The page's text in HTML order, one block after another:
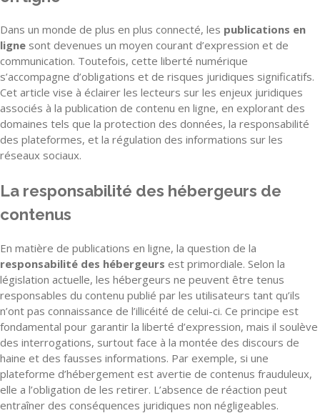
Dans un monde de plus en plus connecté, les publications en
ligne sont devenues un moyen courant d’expression et de
communication. Toutefois, cette liberté numérique
s’accompagne d’obligations et de risques juridiques significatifs.
Cet article vise à éclairer les lecteurs sur les enjeux juridiques
associés à la publication de contenu en ligne, en explorant des
domaines tels que la protection des données, la responsabilité
des plateformes, et la régulation des informations sur les
réseaux sociaux.
La responsabilité des hébergeurs de
contenus
En matière de publications en ligne, la question de la
responsabilité des hébergeurs est primordiale. Selon la
législation actuelle, les hébergeurs ne peuvent être tenus
responsables du contenu publié par les utilisateurs tant qu’ils
n’ont pas connaissance de l’illicéité de celui-ci. Ce principe est
fondamental pour garantir la liberté d’expression, mais il soulève
des interrogations, surtout face à la montée des discours de
haine et des fausses informations. Par exemple, si une
plateforme d’hébergement est avertie de contenus frauduleux,
elle a l’obligation de les retirer. L’absence de réaction peut
entraîner des conséquences juridiques non négligeables.